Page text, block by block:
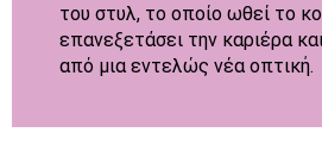
του στυλ, το οποίο ωθεί το
επανεξετάσει την καριέρα
από μια εντελώς νέα οπτική.